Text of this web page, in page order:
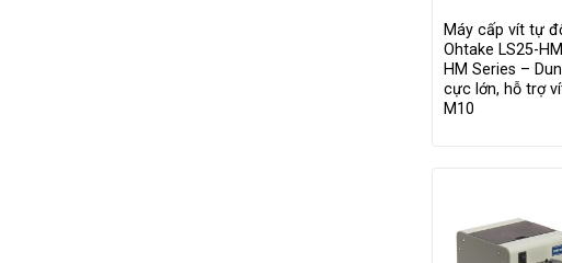
Máy cấp vít tự
Ohtake LS25-
HM Series –
cực lớn, hỗ trợ
M10